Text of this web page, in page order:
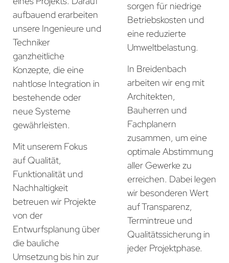
aufbauend erarbeiten
unsere Ingenieure und
Techniker
ganzheitliche
Konzepte, die eine
nahtlose Integration in
bestehende oder
neue Systeme
gewährleisten.
Mit unserem Fokus
auf Qualität,
Funktionalität und
Nachhaltigkeit
betreuen wir Projekte
von der
Entwurfsplanung über
die bauliche
Umsetzung bis hin zur
sorgen für niedrige
Betriebskosten und
eine reduzierte
Umweltbelastung.
In Breidenbach
arbeiten wir eng mit
Architekten,
Bauherren und
Fachplanern
zusammen, um eine
optimale Abstimmung
aller Gewerke zu
erreichen. Dabei legen
wir besonderen Wert
auf Transparenz,
Termintreue und
Qualitätssicherung in
jeder Projektphase.